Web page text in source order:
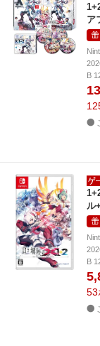
ア
B
ル
B
53